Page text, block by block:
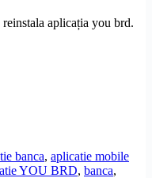
aplicația you brd.
banca, aplicatie mobile
YOU BRD, banca,